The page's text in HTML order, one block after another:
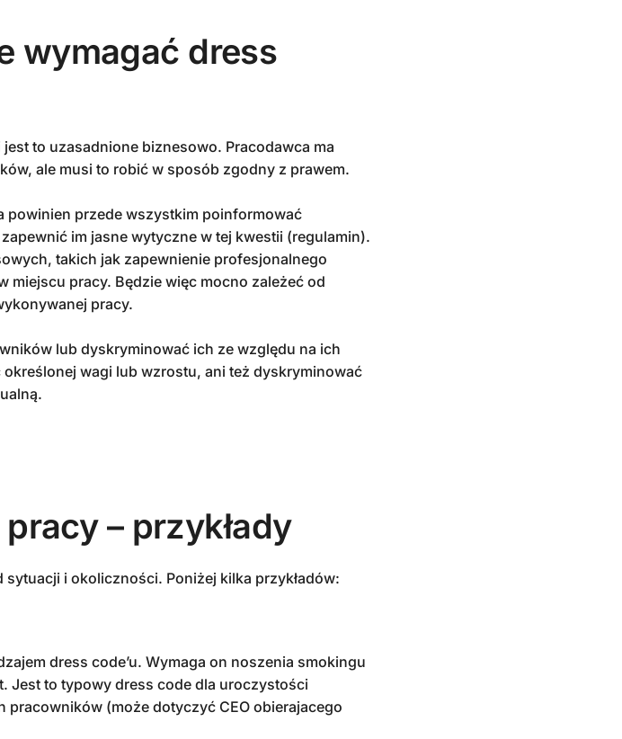
wymagać dress
to uzasadnione biznesowo. Pracodawca ma
ale musi to robić w sposób zgodny z prawem.
powinien przede wszystkim poinformować
im jasne wytyczne w tej kwestii (regulamin).
takich jak zapewnienie profesjonalnego
pracy. Będzie więc mocno zależeć od
pracy.
lub dyskryminować ich ze względu na ich
wagi lub wzrostu, ani też dyskryminować
– przykłady
i okoliczności. Poniżej kilka przykładów:
dress code’u. Wymaga on noszenia smokingu
Jest to typowy dress code dla uroczystości
(może dotyczyć CEO obierajacego